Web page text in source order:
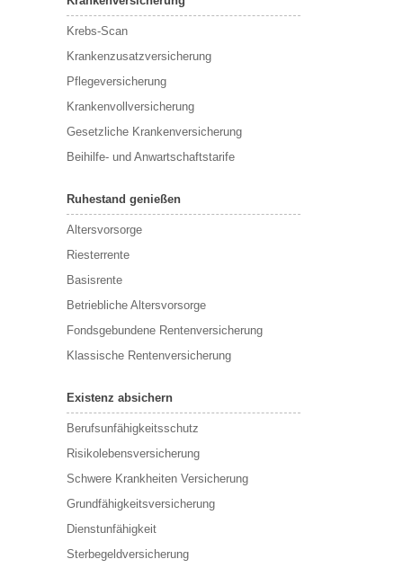
Krebs-Scan
Krankenzusatzversicherung
Pflegeversicherung
Krankenvollversicherung
Gesetzliche Krankenversicherung
Beihilfe- und Anwartschaftstarife
Ruhestand genießen
Altersvorsorge
Riesterrente
Basisrente
Betriebliche Altersvorsorge
Fondsgebundene Rentenversicherung
Klassische Rentenversicherung
Existenz absichern
Berufsunfähigkeitsschutz
Risikolebensversicherung
Schwere Krankheiten Versicherung
Grundfähigkeitsversicherung
Dienstunfähigkeit
Sterbegeldversicherung